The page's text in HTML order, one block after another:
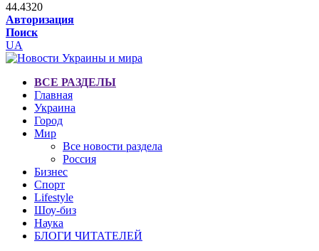
44.4320
Авторизация
Поиск
UA
ВСЕ РАЗДЕЛЫ
Главная
Украина
Город
Мир
Все новости раздела
Россия
Бизнес
Спорт
Lifestyle
Шоу-биз
Наука
БЛОГИ ЧИТАТЕЛЕЙ